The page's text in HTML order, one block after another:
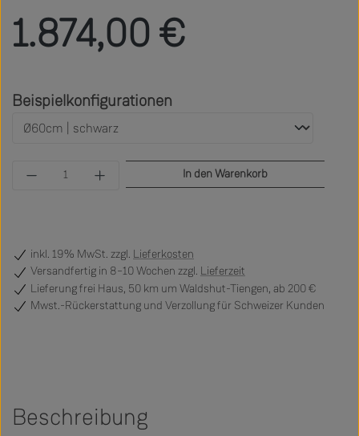
1.874,00 €
Beispielkonfigurationen
Produkt Anzahl: Gib den gewünschten Wert
In den Warenkorb
inkl. 19% MwSt. zzgl. Lieferkosten
Versandfertig in 8–10 Wochen zzgl. Lieferzeit
Lieferung frei Haus, 50 km um Waldshut-Tiengen, ab 200 €
Mwst.-Rückerstattung und Verzollung für Schweizer Kunden
Beschreibung